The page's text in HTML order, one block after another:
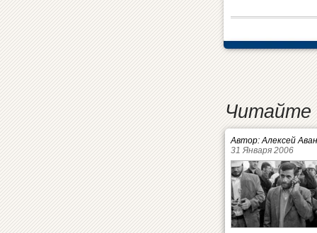
Читайте
Автор: Алексей
31 Января 2006